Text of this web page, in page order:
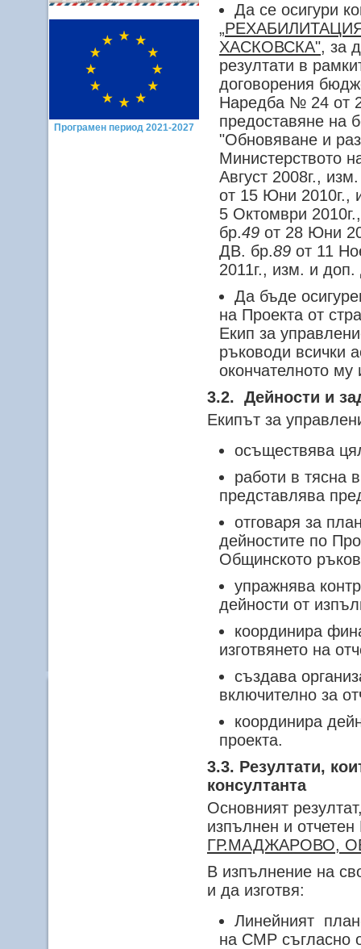
Програмен период 2021-2027
Да се осигури
ХАСКОВСКА", за
резултати в
договорения
Наредба № 24 от
предоставяне на
"Обновяване и
Министерството
Август 2008г.,
от 15 Юни 2010г.,
5 Октомври
бр.49 от 28 Юни
ДВ. бр.89 от 11
2011г., изм. и
Да бъде
на Проекта от
Екип за
ръководи всички
окончателното му
3.2. Дейности и
Екипът за
осъществява
работи в тясна
представлява
отговаря за
дейностите по
Общинското
упражнява
дейности от
координира
изготвянето на
създава
включително за
координира
проекта.
3.3. Резултати,
консултанта
Основният
изпълнен и
ГР.МАДЖАРОВО,
В изпълнение на
и да изготвя:
Линейният
на СМР съгласно